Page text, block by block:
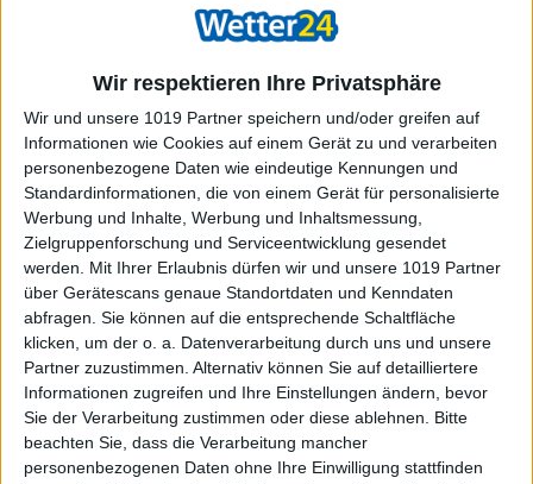
Wir respektieren Ihre Privatsphäre
Wir und unsere 1019 Partner speichern und/oder greifen auf
Informationen wie Cookies auf einem Gerät zu und verarbeiten
personenbezogene Daten wie eindeutige Kennungen und
Standardinformationen, die von einem Gerät für personalisierte
Werbung und Inhalte, Werbung und Inhaltsmessung,
Zielgruppenforschung und Serviceentwicklung gesendet
werden.
Mit Ihrer Erlaubnis dürfen wir und unsere 1019 Partner
über Gerätescans genaue Standortdaten und Kenndaten
abfragen. Sie können auf die entsprechende Schaltfläche
klicken, um der o. a. Datenverarbeitung durch uns und unsere
Partner zuzustimmen. Alternativ können Sie auf detailliertere
Informationen zugreifen und Ihre Einstellungen ändern, bevor
Sie der Verarbeitung zustimmen oder diese ablehnen.
Bitte
beachten Sie, dass die Verarbeitung mancher
personenbezogenen Daten ohne Ihre Einwilligung stattfinden